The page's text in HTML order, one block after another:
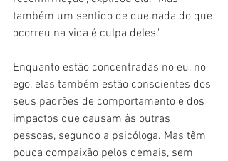
também um sentido de que nada do que
ocorreu na vida é culpa deles."
Enquanto estão concentradas no eu, no
ego, elas também estão conscientes dos
seus padrões de comportamento e dos
impactos que causam às outras
pessoas, segundo a psicóloga. Mas têm
pouca compaixão pelos demais, sem